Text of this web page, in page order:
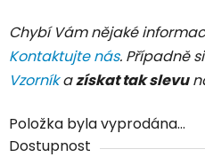
Chybí Vám nějaké
Kontaktujte nás. Případně
Vzorníkazískat tak slevu
Položka byla vyprodána…
Dostupnost